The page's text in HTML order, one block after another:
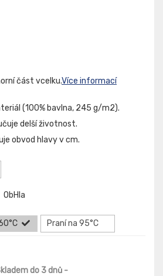
část vcelku.Více informací
(100% bavlna, 245 g/m2).
delší životnost.
obvod hlavy v cm.
ObHla
Praní na 95°C
do 3 dnů -